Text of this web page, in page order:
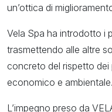
un’ottica di
Vela Spa ha introdotto i
trasmettendo alle altre
concreto del rispetto dei
economico e ambientale.
L’impegno preso da